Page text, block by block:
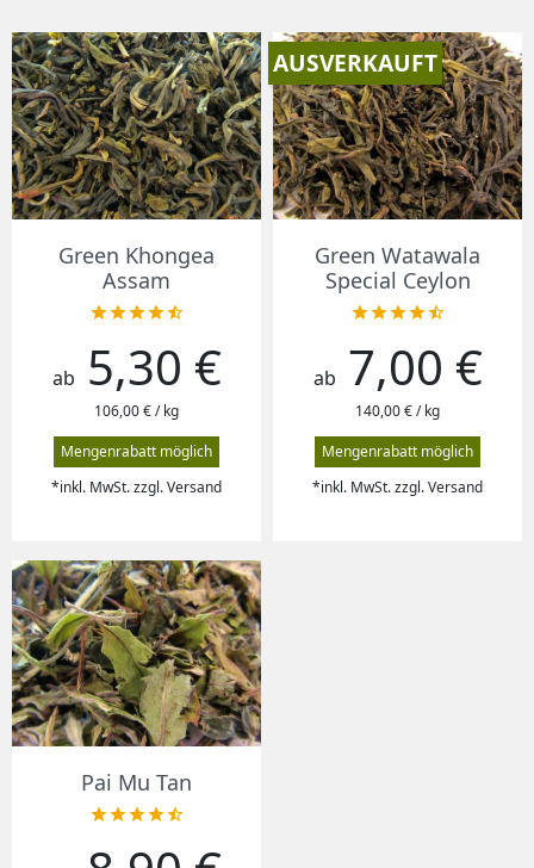
Green Khongea
Assam

Preis
ab 5,30 €
106,00 € / kg
Mengenrabatt möglich
*inkl. MwSt. zzgl. Versand
Green Watawala
Special Ceylon

Preis
ab 7,00 €
140,00 € / kg
Mengenrabatt möglich
*inkl. MwSt. zzgl. Versand
AUSVERKAUFT
Pai Mu Tan

Preis